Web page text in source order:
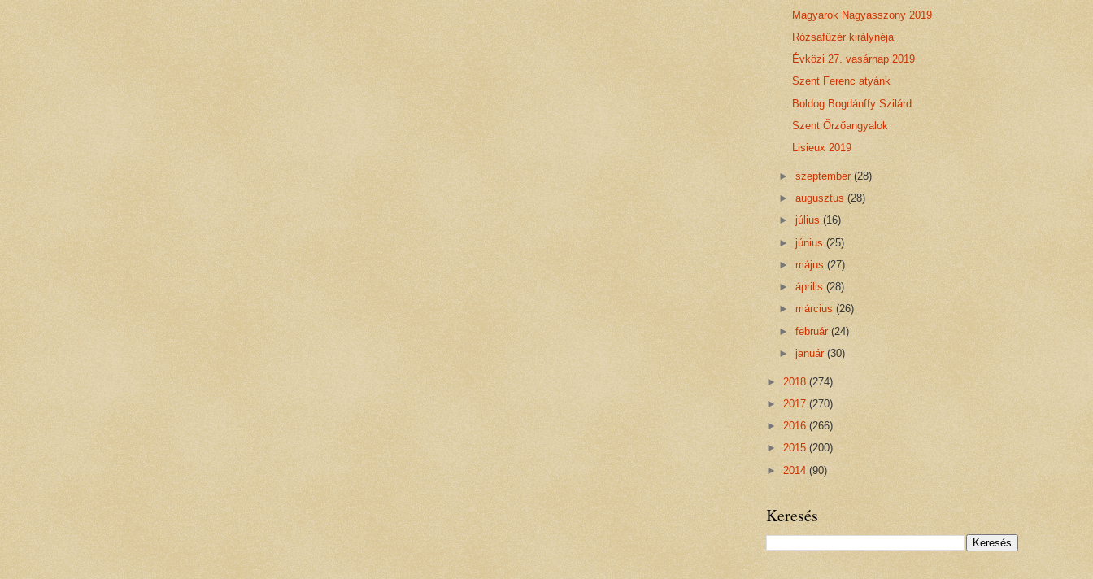
Magyarok Nagyasszony 2019
Rózsafűzér királynéja
Évközi 27. vasárnap 2019
Szent Ferenc atyánk
Boldog Bogdánffy Szilárd
Szent Őrzőangyalok
Lisieux 2019
►szeptember(28)
►augusztus(28)
►július(16)
►június(25)
►május(27)
►április(28)
►március(26)
►február(24)
►január(30)
► 2018 (274)
► 2017 (270)
► 2016 (266)
► 2015 (200)
► 2014 (90)
Keresés